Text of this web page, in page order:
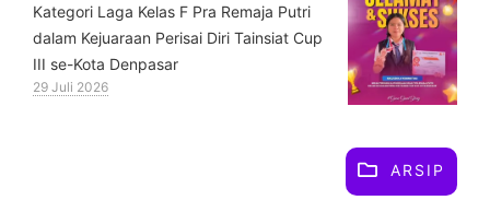
Kategori Laga Kelas F Pra Remaja Putri
dalam Kejuaraan Perisai Diri Tainsiat Cup
III se-Kota Denpasar
29 Juli 2026
ARSIP